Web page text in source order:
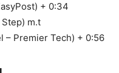
+ 0:34
Step) m.t
– Premier Tech) + 0:56